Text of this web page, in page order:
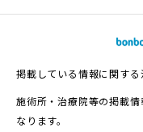
掲載している情報に関する
施術所・治療院等の掲載
なります。